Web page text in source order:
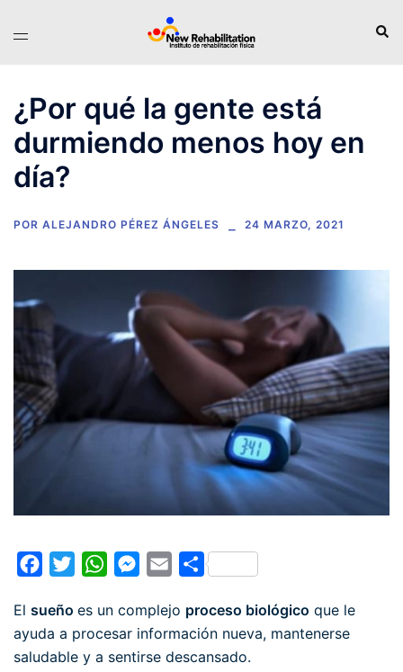
Alternar
¿Por qué la gente está
durmiendo menos hoy en
día?
POR ALEJANDRO PÉREZ ÁNGELES 24 MARZO, 2021
FacebookTwitterWhatsAppMessenger
EmailCompartir
El sueño es un complejo proceso biológico que le
ayuda a procesar información nueva, mantenerse
saludable y a sentirse descansado.